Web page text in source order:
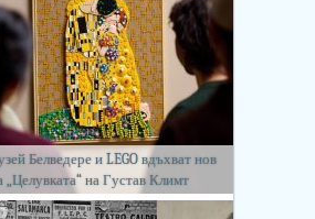
Белведере и LEGO вдъхват нов
„Целувката“ на Густав Климт